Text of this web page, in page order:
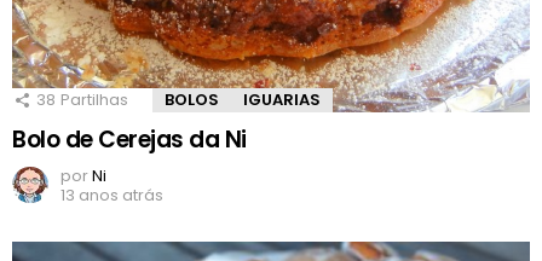
38 Partilhas BOLOS IGUARIAS
Bolo de Cerejas da Ni
porNi
13 anos atrás